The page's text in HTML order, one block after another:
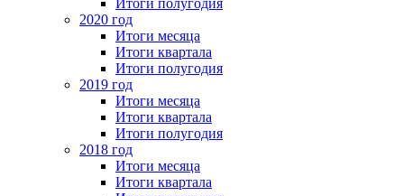
Итоги полугодия
2020 год
Итоги месяца
Итоги квартала
Итоги полугодия
2019 год
Итоги месяца
Итоги квартала
Итоги полугодия
2018 год
Итоги месяца
Итоги квартала